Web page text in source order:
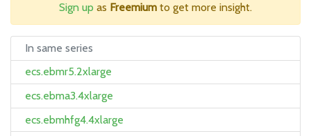
Sign up as Freemium to get more insight.
In same series
ecs.ebmr5.2xlarge
ecs.ebma3.4xlarge
ecs.ebmhfg4.4xlarge